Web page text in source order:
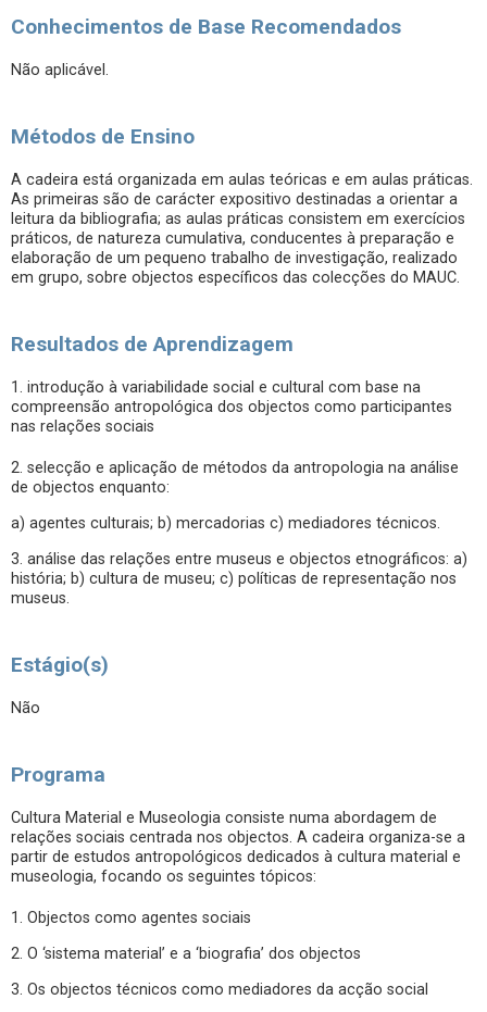
Conhecimentos de Base Recomendados
Não aplicável.
Métodos de Ensino
A cadeira está organizada em aulas teóricas e em aulas práticas.
As primeiras são de carácter expositivo destinadas a orientar a
leitura da bibliografia; as aulas práticas consistem em exercícios
práticos, de natureza cumulativa, conducentes à preparação e
elaboração de um pequeno trabalho de investigação, realizado
em grupo, sobre objectos específicos das colecções do MAUC.
Resultados de Aprendizagem
1. introdução à variabilidade social e cultural com base na
compreensão antropológica dos objectos como participantes
nas relações sociais
2. selecção e aplicação de métodos da antropologia na análise
de objectos enquanto:
a) agentes culturais; b) mercadorias c) mediadores técnicos.
3. análise das relações entre museus e objectos etnográficos: a)
história; b) cultura de museu; c) políticas de representação nos
museus.
Estágio(s)
Não
Programa
Cultura Material e Museologia consiste numa abordagem de
relações sociais centrada nos objectos. A cadeira organiza-se a
partir de estudos antropológicos dedicados à cultura material e
museologia, focando os seguintes tópicos:
1. Objectos como agentes sociais
2. O ‘sistema material’ e a ‘biografia’ dos objectos
3. Os objectos técnicos como mediadores da acção social